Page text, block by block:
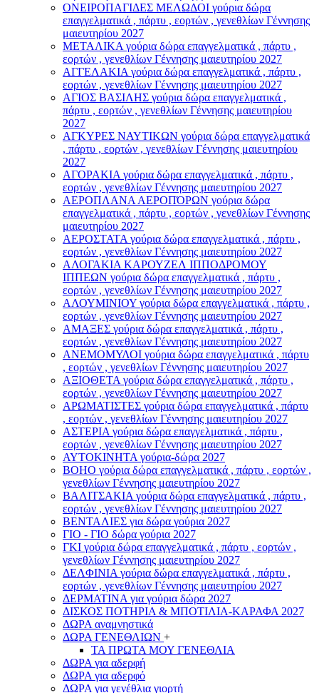
ΟΝΕΙΡΟΠΑΓΙΔΕΣ ΜΕΛΩΔΟΙ γούρια δώρα
επαγγελματικά , πάρτυ , εορτών , γενεθλίων Γέννησης
μαιευτηρίου 2027
ΜΕΤΑΛΙΚΑ γούρια δώρα επαγγελματικά , πάρτυ ,
εορτών , γενεθλίων Γέννησης μαιευτηρίου 2027
ΑΓΓΕΛΑΚΙΑ γούρια δώρα επαγγελματικά , πάρτυ ,
εορτών , γενεθλίων Γέννησης μαιευτηρίου 2027
ΑΓΙΟΣ ΒΑΣΙΛΗΣ γούρια δώρα επαγγελματικά ,
πάρτυ , εορτών , γενεθλίων Γέννησης μαιευτηρίου
2027
ΑΓΚΥΡΕΣ ΝΑΥΤΙΚΩΝ γούρια δώρα επαγγελματικά
, πάρτυ , εορτών , γενεθλίων Γέννησης μαιευτηρίου
2027
ΑΓΟΡΑΚΙΑ γούρια δώρα επαγγελματικά , πάρτυ ,
εορτών , γενεθλίων Γέννησης μαιευτηρίου 2027
ΑΕΡΟΠΛΑΝΑ ΑΕΡΟΠΌΡΩΝ γούρια δώρα
επαγγελματικά , πάρτυ , εορτών , γενεθλίων Γέννησης
μαιευτηρίου 2027
ΑΕΡΟΣΤΑΤΑ γούρια δώρα επαγγελματικά , πάρτυ ,
εορτών , γενεθλίων Γέννησης μαιευτηρίου 2027
ΑΛΟΓΑΚΙΑ ΚΑΡΟΥΖΕΛ ΙΠΠΟΔΡΟΜΟΥ
ΙΠΠΕΩΝ γούρια δώρα επαγγελματικά , πάρτυ ,
εορτών , γενεθλίων Γέννησης μαιευτηρίου 2027
ΑΛΟΥΜΙΝΙΟΥ γούρια δώρα επαγγελματικά , πάρτυ ,
εορτών , γενεθλίων Γέννησης μαιευτηρίου 2027
ΑΜΑΞΕΣ γούρια δώρα επαγγελματικά , πάρτυ ,
εορτών , γενεθλίων Γέννησης μαιευτηρίου 2027
ΑΝΕΜΟΜΥΛΟI γούρια δώρα επαγγελματικά , πάρτυ
, εορτών , γενεθλίων Γέννησης μαιευτηρίου 2027
ΑΞΙΟΘΕΤΑ γούρια δώρα επαγγελματικά , πάρτυ ,
εορτών , γενεθλίων Γέννησης μαιευτηρίου 2027
ΑΡΩΜΑΤΙΣΤΕΣ γούρια δώρα επαγγελματικά , πάρτυ
, εορτών , γενεθλίων Γέννησης μαιευτηρίου 2027
ΑΣΤΕΡIA γούρια δώρα επαγγελματικά , πάρτυ ,
εορτών , γενεθλίων Γέννησης μαιευτηρίου 2027
ΑΥΤΟΚΙΝΗΤΑ γούρια-δώρα 2027
ΒOHO γούρια δώρα επαγγελματικά , πάρτυ , εορτών ,
γενεθλίων Γέννησης μαιευτηρίου 2027
ΒΑΛΙΤΣΑΚΙΑ γούρια δώρα επαγγελματικά , πάρτυ ,
εορτών , γενεθλίων Γέννησης μαιευτηρίου 2027
ΒΕΝΤΑΛΙΕΣ για δώρα γούρια 2027
ΓΙΟ - ΓΙΟ δώρα γούρια 2027
ΓΚΙ γούρια δώρα επαγγελματικά , πάρτυ , εορτών ,
γενεθλίων Γέννησης μαιευτηρίου 2027
ΔΕΛΦΙΝΙΑ γούρια δώρα επαγγελματικά , πάρτυ ,
εορτών , γενεθλίων Γέννησης μαιευτηρίου 2027
ΔΕΡΜΑΤΙΝΑ για γούρια δώρα 2027
ΔΙΣΚΟΣ ΠΟΤΗΡΙΑ & ΜΠΟΤΙΛΙΑ-ΚΑΡΑΦΑ 2027
ΔΩΡΑ αναμνηστικά
ΔΩΡΑ ΓΕΝΕΘΛΙΩΝ +
ΤΑ ΠΡΩΤΑ ΜΟΥ ΓΕΝΕΘΛΙΑ
ΔΩΡΑ για αδερφή
ΔΩΡΑ για αδερφό
ΔΩΡΑ για γενέθλια γιορτή